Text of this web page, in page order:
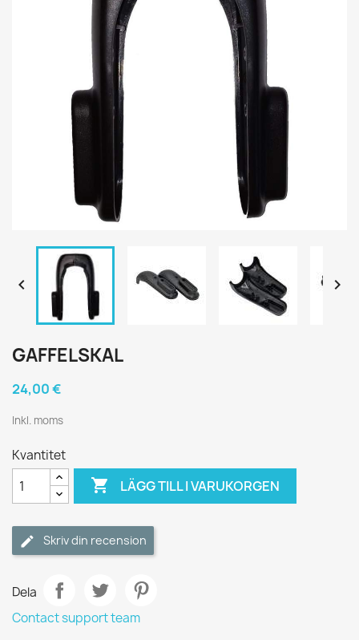
 
GAFFELSKAL
24,00 €
Inkl. moms
Kvantitet
 LÄGG TILL I VARUKORGEN
Skriv din recension
Dela
Contact support team